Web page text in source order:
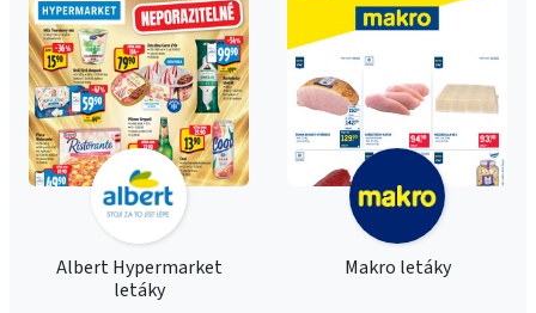
Albert Hypermarket
letáky
Makro letáky